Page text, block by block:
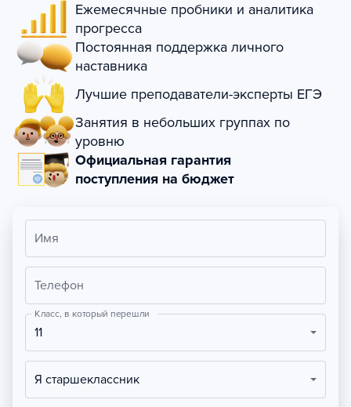
Ежемесячные пробники и аналитика
прогресса
Постоянная поддержка личного
наставника
Лучшие преподаватели-эксперты ЕГЭ
Занятия в небольших группах по
уровню
Официальная гарантия
поступления на бюджет
Имя
Телефон
Класс, в который перешли
11
Я старшеклассник